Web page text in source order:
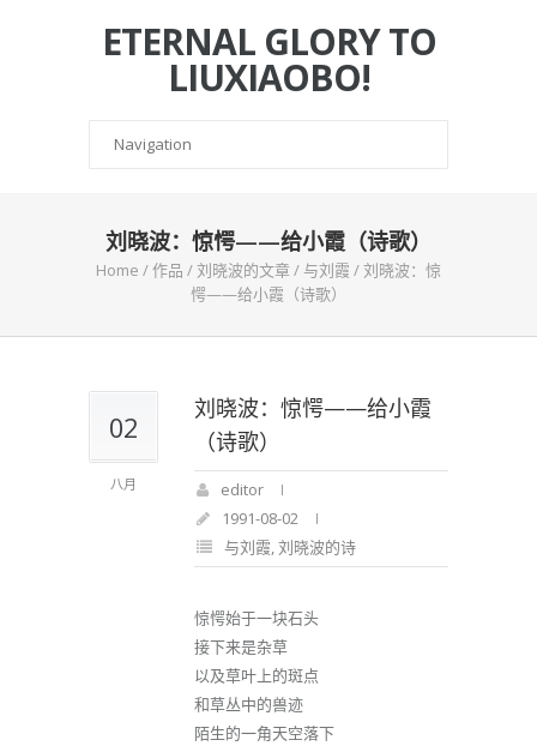
ETERNAL GLORY TO
LIUXIAOBO!
刘晓波：惊愕——给小霞（诗歌）
Home /作品 /刘晓波的文章/ 与刘霞 /刘晓波：惊
愕——给小霞（诗歌）
02
八月
刘晓波：惊愕——给小霞
（诗歌）
editor
1991-08-02
与刘霞,刘晓波的诗
惊愕始于一块石头
接下来是杂草
以及草叶上的斑点
和草丛中的兽迹
陌生的一角天空落下